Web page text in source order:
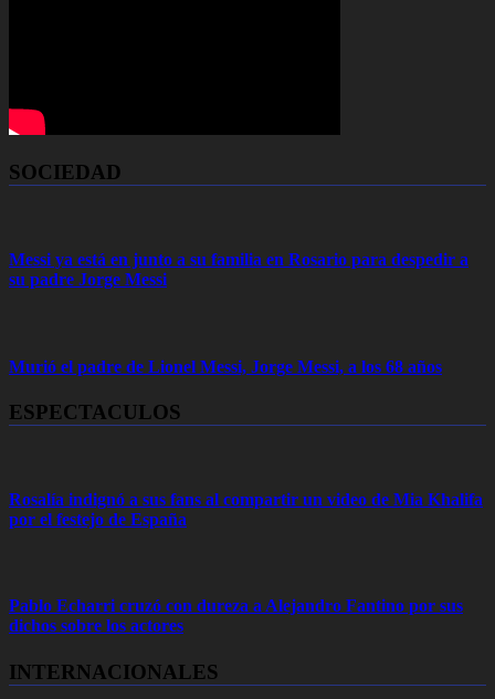
SOCIEDAD
Messi ya está en junto a su familia en Rosario para despedir a
su padre Jorge Messi
Murió el padre de Lionel Messi, Jorge Messi, a los 68 años
ESPECTACULOS
Rosalía indignó a sus fans al compartir un video de Mia Khalifa
por el festejo de España
Pablo Echarri cruzó con dureza a Alejandro Fantino por sus
dichos sobre los actores
INTERNACIONALES